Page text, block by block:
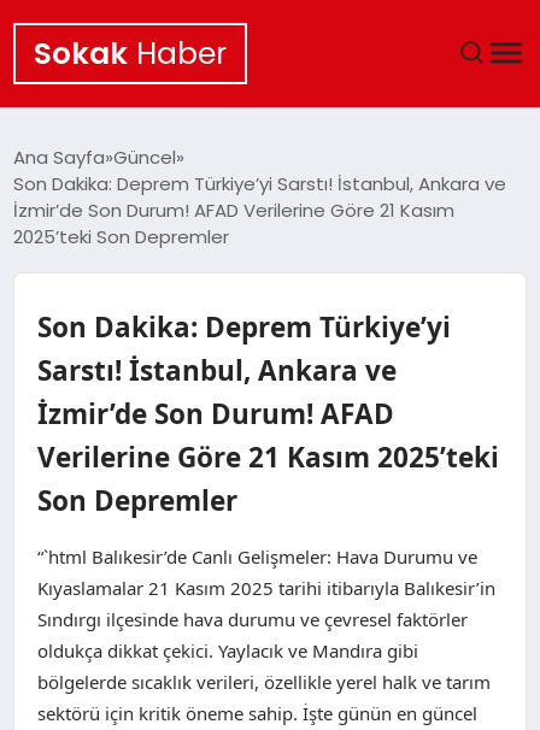
Sokak Haber
EKONOMI
GÜNCEL
KÜLTÜR SANAT
SAĞLIK
TEKNOLOJI
Ana Sayfa Güncel
Son Dakika: Deprem Türkiye’yi Sarstı! İstanbul, Ankara ve
İzmir’de Son Durum! AFAD Verilerine Göre 21 Kasım
2025’teki Son Depremler
Son Dakika: Deprem Türkiye’yi
Sarstı! İstanbul, Ankara ve
İzmir’de Son Durum! AFAD
Verilerine Göre 21 Kasım 2025’teki
Son Depremler
“`html Balıkesir’de Canlı Gelişmeler: Hava Durumu ve
Kıyaslamalar 21 Kasım 2025 tarihi itibarıyla Balıkesir’in
Sındırgı ilçesinde hava durumu ve çevresel faktörler
oldukça dikkat çekici. Yaylacık ve Mandıra gibi
bölgelerde sıcaklık verileri, özellikle yerel halk ve tarım
sektörü için kritik öneme sahip. İşte günün en güncel